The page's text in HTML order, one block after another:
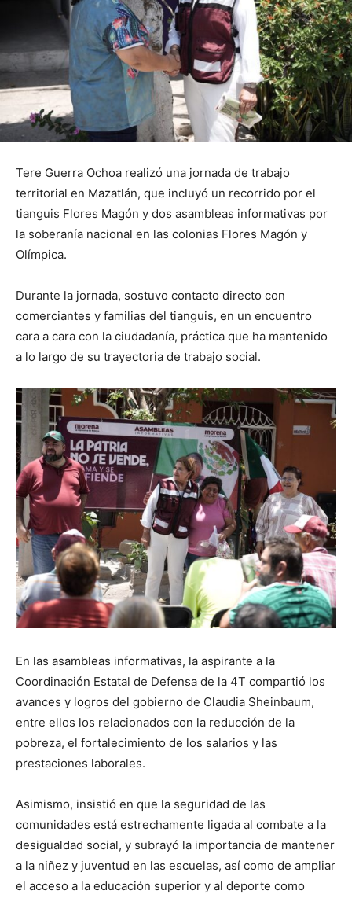
Tere Guerra Ochoa realizó una jornada de trabajo
territorial en Mazatlán, que incluyó un recorrido por el
tianguis Flores Magón y dos asambleas informativas por
la soberanía nacional en las colonias Flores Magón y
Olímpica.
Durante la jornada, sostuvo contacto directo con
comerciantes y familias del tianguis, en un encuentro
cara a cara con la ciudadanía, práctica que ha mantenido
a lo largo de su trayectoria de trabajo social.
En las asambleas informativas, la aspirante a la
Coordinación Estatal de Defensa de la 4T compartió los
avances y logros del gobierno de Claudia Sheinbaum,
entre ellos los relacionados con la reducción de la
pobreza, el fortalecimiento de los salarios y las
prestaciones laborales.
Asimismo, insistió en que la seguridad de las
comunidades está estrechamente ligada al combate a la
desigualdad social, y subrayó la importancia de mantener
a la niñez y juventud en las escuelas, así como de ampliar
el acceso a la educación superior y al deporte como